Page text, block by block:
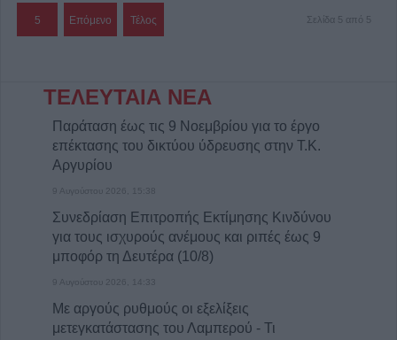
5 Επόμενο Τέλος Σελίδα 5 από 5
ΤΕΛΕΥΤΑΙΑ ΝΕΑ
Παράταση έως τις 9 Νοεμβρίου για το έργο
επέκτασης του δικτύου ύδρευσης στην Τ.Κ.
Αργυρίου
9 Αυγούστου 2026, 15:38
Συνεδρίαση Επιτροπής Εκτίμησης Κινδύνου
για τους ισχυρούς ανέμους και ριπές έως 9
μποφόρ τη Δευτέρα (10/8)
9 Αυγούστου 2026, 14:33
Με αργούς ρυθμούς οι εξελίξεις
μετεγκατάστασης του Λαμπερού - Τι